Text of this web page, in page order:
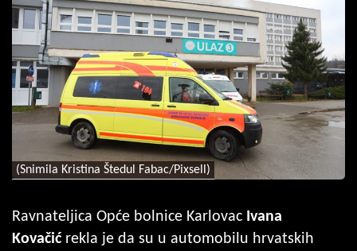
(Snimila Kristina Štedul Fabac/Pixsell)
Ravnateljica Opće bolnice Karlovac Ivana
Kovačić rekla je da su u automobilu hrvatskih